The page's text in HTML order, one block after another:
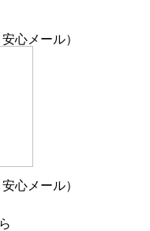
心メール）
心メール）